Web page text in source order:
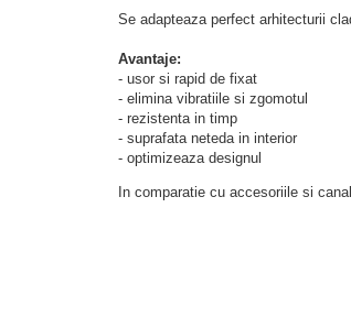
Se adapteaza perfect arhitecturii
Avantaje:
- usor si rapid de fixat
- elimina vibratiile si zgomotul
- rezistenta in timp
- suprafata neteda in interior
- optimizeaza designul
In comparatie cu accesoriile si